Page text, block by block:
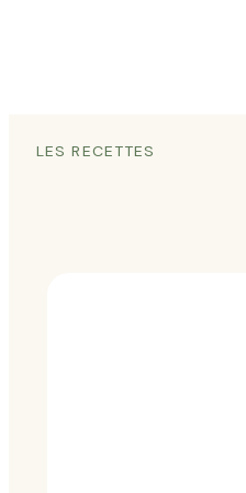
LES RECETTES